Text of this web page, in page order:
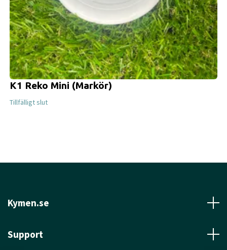
K1 Reko Mini (Markör)
Tillfälligt slut
Kymen.se
Support